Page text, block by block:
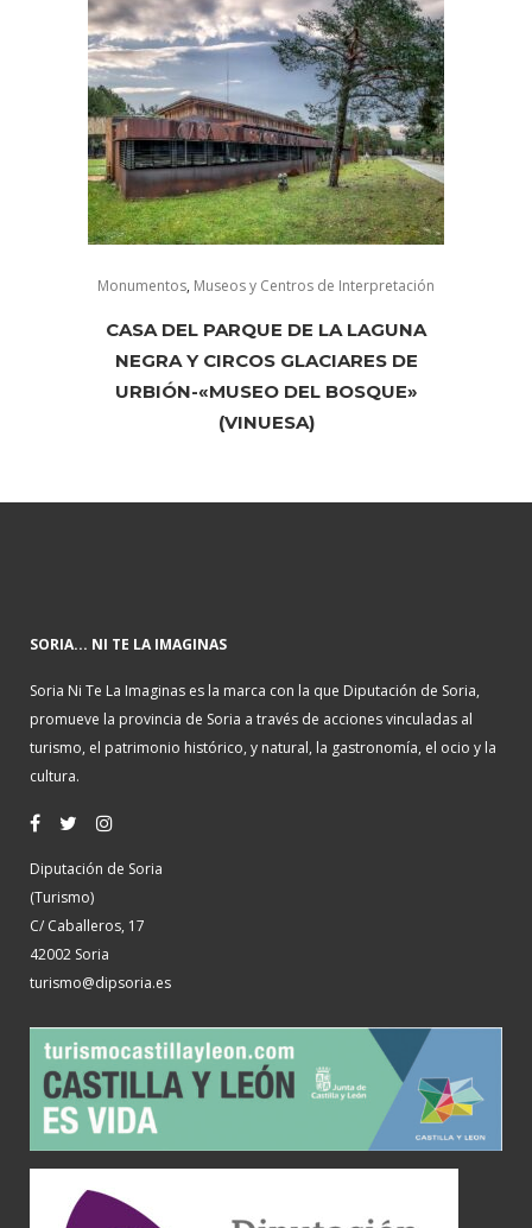
Monumentos, Museos y Centros de Interpretación
CASA DEL PARQUE DE LA LAGUNA
NEGRA Y CIRCOS GLACIARES DE
URBIÓN-«MUSEO DEL BOSQUE»
(VINUESA)
SORIA... NI TE LA IMAGINAS
Soria Ni Te La Imaginas es la marca con la que Diputación de Soria,
promueve la provincia de Soria a través de acciones vinculadas al
turismo, el patrimonio histórico, y natural, la gastronomía, el ocio y la
cultura.
Diputación de Soria
(Turismo)
C/ Caballeros, 17
42002 Soria
turismo@dipsoria.es